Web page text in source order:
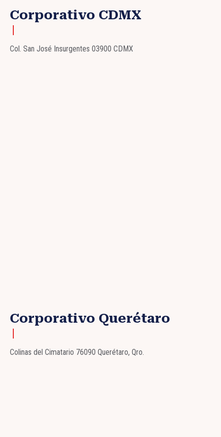
Corporativo CDMX
Col. San José Insurgentes 03900 CDMX
Corporativo Querétaro
Colinas del Cimatario 76090 Querétaro, Qro.